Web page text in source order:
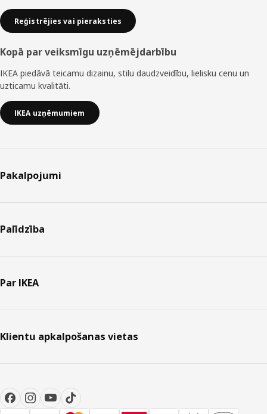
Reģistrējies vai pieraksties
Kopā par veiksmīgu uzņēmējdarbību
IKEA piedāvā teicamu dizainu, stilu daudzveidību, lielisku cenu un
uzticamu kvalitāti.
IKEA uzņēmumiem
Pakalpojumi
Palīdzība
Par IKEA
Klientu apkalpošanas vietas